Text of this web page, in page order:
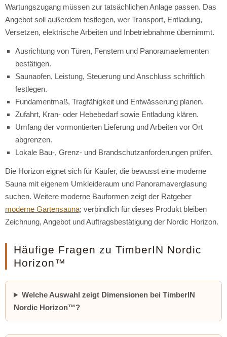
Wartungszugang müssen zur tatsächlichen Anlage passen. Das
Angebot soll außerdem festlegen, wer Transport, Entladung,
Versetzen, elektrische Arbeiten und Inbetriebnahme übernimmt.
Ausrichtung von Türen, Fenstern und Panoramaelementen
bestätigen.
Saunaofen, Leistung, Steuerung und Anschluss schriftlich
festlegen.
Fundamentmaß, Tragfähigkeit und Entwässerung planen.
Zufahrt, Kran- oder Hebebedarf sowie Entladung klären.
Umfang der vormontierten Lieferung und Arbeiten vor Ort
abgrenzen.
Lokale Bau-, Grenz- und Brandschutzanforderungen prüfen.
Die Horizon eignet sich für Käufer, die bewusst eine moderne
Sauna mit eigenem Umkleideraum und Panoramaverglasung
suchen. Weitere moderne Bauformen zeigt der Ratgeber
moderne Gartensauna; verbindlich für dieses Produkt bleiben
Zeichnung, Angebot und Auftragsbestätigung der Nordic Horizon.
Häufige Fragen zu TimberIN Nordic
Horizon™
Welche Auswahl zeigt Dimensionen bei TimberIN
Nordic Horizon™?